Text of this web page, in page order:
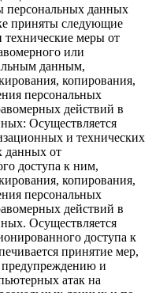
персональных данных
приняты следующие
меры от
или
данным,
копирования,
персональных
действий в
Осуществляется
и технических
данных от
доступа к ним,
копирования,
персональных
действий в
Осуществляется
доступа к
принятие мер,
и
атак на